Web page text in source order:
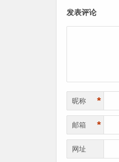
发表评论
昵称 *
邮箱 *
网址